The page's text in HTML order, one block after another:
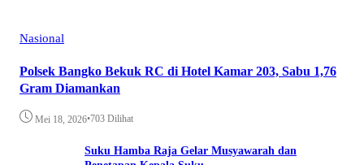
Nasional
Polsek Bangko Bekuk RC di Hotel Kamar 203, Sabu 1,76
Gram Diamankan
Mei 18, 2026•703 Dilihat
Suku Hamba Raja Gelar Musyawarah dan